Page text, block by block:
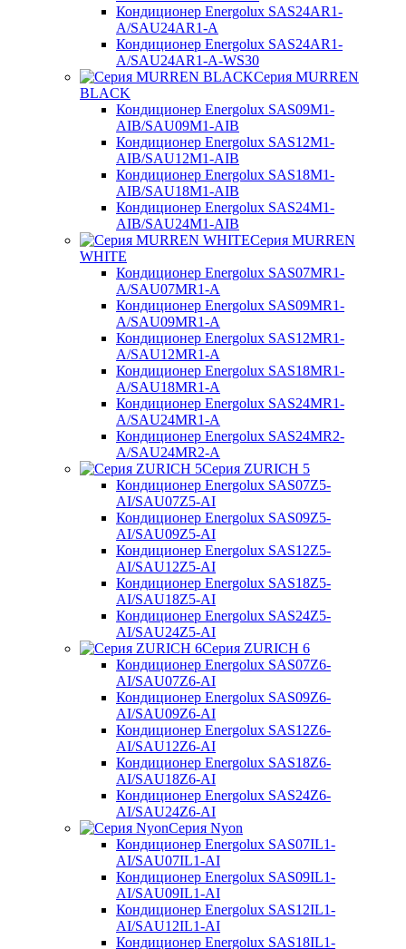
Кондиционер Energolux SAS24AR1-
A/SAU24AR1-A
Кондиционер Energolux SAS24AR1-
A/SAU24AR1-A-WS30
Серия MURREN
BLACK
Кондиционер Energolux SAS09M1-
AIB/SAU09M1-AIB
Кондиционер Energolux SAS12M1-
AIB/SAU12M1-AIB
Кондиционер Energolux SAS18M1-
AIB/SAU18M1-AIB
Кондиционер Energolux SAS24M1-
AIB/SAU24M1-AIB
Серия MURREN
WHITE
Кондиционер Energolux SAS07MR1-
A/SAU07MR1-A
Кондиционер Energolux SAS09MR1-
A/SAU09MR1-A
Кондиционер Energolux SAS12MR1-
A/SAU12MR1-A
Кондиционер Energolux SAS18MR1-
A/SAU18MR1-A
Кондиционер Energolux SAS24MR1-
A/SAU24MR1-A
Кондиционер Energolux SAS24MR2-
A/SAU24MR2-A
Серия ZURICH 5
Кондиционер Energolux SAS07Z5-
AI/SAU07Z5-AI
Кондиционер Energolux SAS09Z5-
AI/SAU09Z5-AI
Кондиционер Energolux SAS12Z5-
AI/SAU12Z5-AI
Кондиционер Energolux SAS18Z5-
AI/SAU18Z5-AI
Кондиционер Energolux SAS24Z5-
AI/SAU24Z5-AI
Серия ZURICH 6
Кондиционер Energolux SAS07Z6-
AI/SAU07Z6-AI
Кондиционер Energolux SAS09Z6-
AI/SAU09Z6-AI
Кондиционер Energolux SAS12Z6-
AI/SAU12Z6-AI
Кондиционер Energolux SAS18Z6-
AI/SAU18Z6-AI
Кондиционер Energolux SAS24Z6-
AI/SAU24Z6-AI
Серия Nyon
Кондиционер Energolux SAS07IL1-
AI/SAU07IL1-AI
Кондиционер Energolux SAS09IL1-
AI/SAU09IL1-AI
Кондиционер Energolux SAS12IL1-
AI/SAU12IL1-AI
Кондиционер Energolux SAS18IL1-